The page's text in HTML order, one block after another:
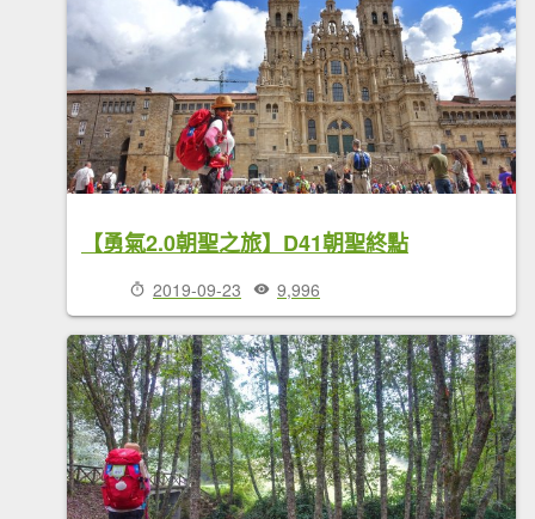
【勇氣2.0朝聖之旅】D41朝聖終點
2019-09-23 9,996